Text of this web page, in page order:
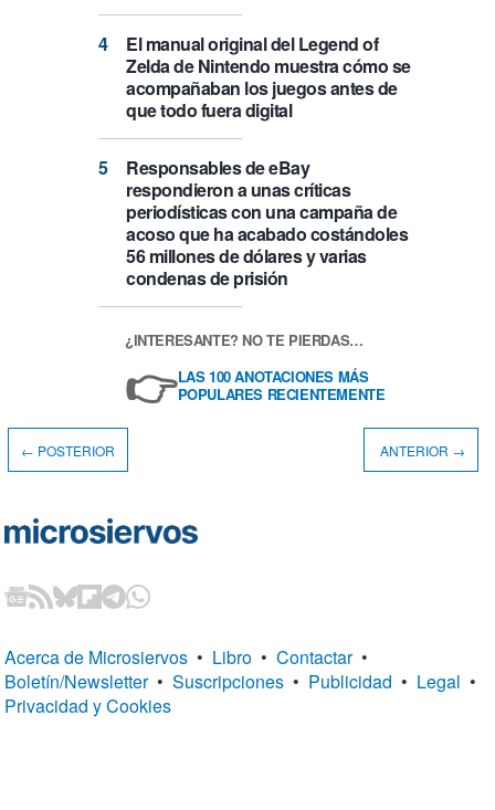
El manual original del Legend of
Zelda de Nintendo muestra cómo se
acompañaban los juegos antes de
que todo fuera digital
Responsables de eBay
respondieron a unas críticas
periodísticas con una campaña de
acoso que ha acabado costándoles
56 millones de dólares y varias
condenas de prisión
¿INTERESANTE? NO TE PIERDAS…
👉LAS 100 ANOTACIONES MÁS
POPULARES RECIENTEMENTE
← POSTERIOR ANTERIOR →
Acerca de Microsiervos • Libro • Contactar •
Boletín/Newsletter • Suscripciones • Publicidad • Legal •
Privacidad y Cookies